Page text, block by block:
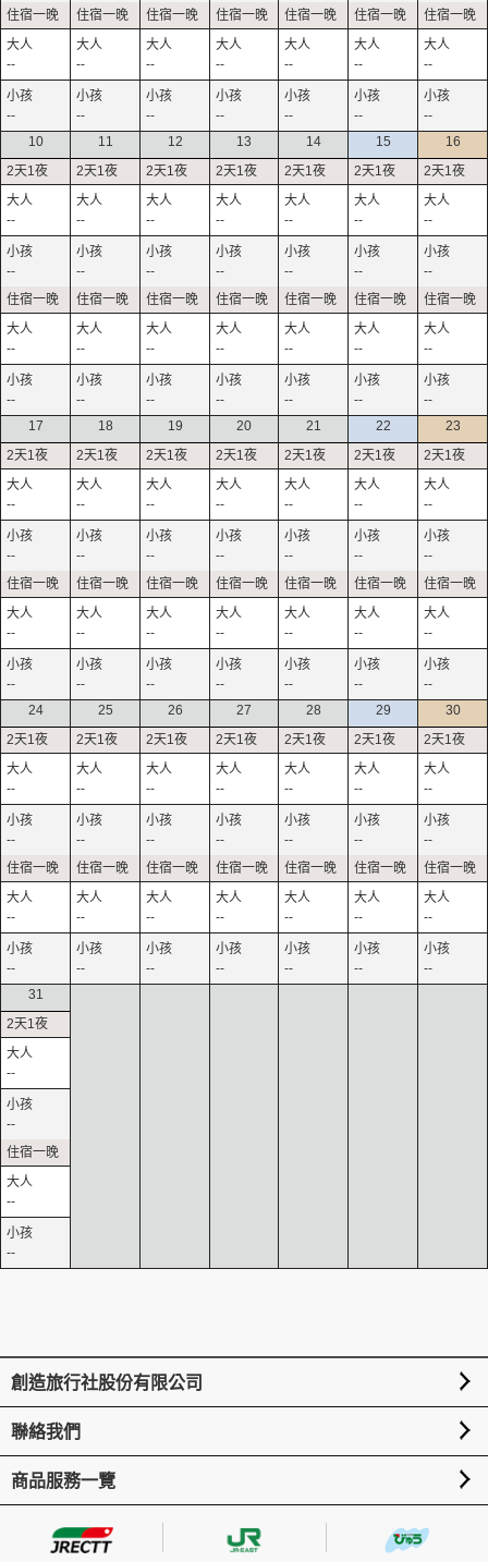
--
--
--
--
--
--
--
--
--
--
--
--
--
--
10
--
--
--
--
11
--
--
--
--
12
--
--
--
--
13
--
--
--
--
14
--
--
--
--
15
--
--
--
--
16
--
--
--
--
17
--
--
--
--
18
--
--
--
--
19
--
--
--
--
20
--
--
--
--
21
--
--
--
--
22
--
--
--
--
23
--
--
--
--
24
--
--
--
--
25
--
--
--
--
26
--
--
--
--
27
--
--
--
--
28
--
--
--
--
29
--
--
--
--
30
--
--
--
--
31
--
--
--
--
創造旅行社股份有限公司
聯絡我們
商品服務一覽